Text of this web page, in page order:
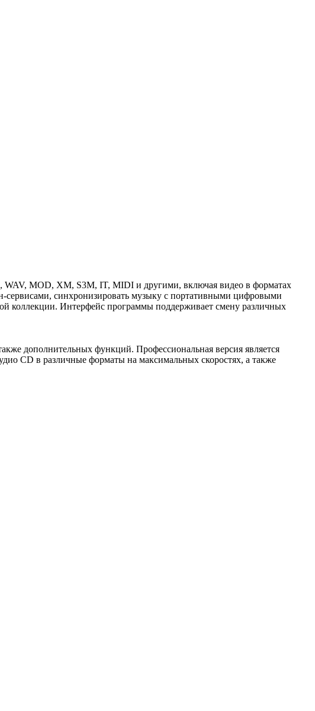
MOD, XM, S3M, IT, MIDI и другими, включая видео в форматах
сервисами, синхронизировать музыку с портативными цифровыми
коллекции. Интерфейс программы поддерживает смену различных
дополнительных функций. Профессиональная версия является
CD в различные форматы на максимальных скоростях, а также